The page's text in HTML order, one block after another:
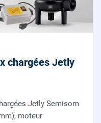
chargées Jetly
Jetly Semisom
moteur